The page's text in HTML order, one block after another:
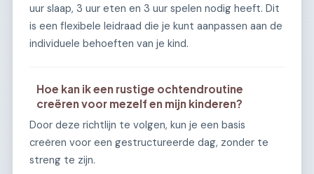
uur slaap, 3 uur eten en 3 uur spelen nodig heeft. Dit
is een flexibele leidraad die je kunt aanpassen aan de
individuele behoeften van je kind.
Hoe kan ik een rustige ochtendroutine
creëren voor mezelf en mijn kinderen?
Door deze richtlijn te volgen, kun je een basis
creëren voor een gestructureerde dag, zonder te
streng te zijn.